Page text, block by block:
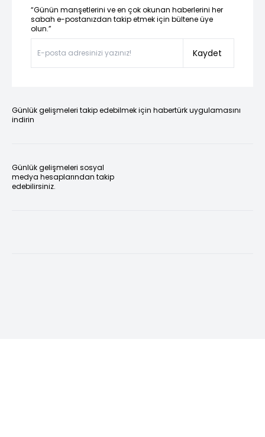
“Günün manşetlerini ve en çok okunan haberlerini her
sabah e-postanızdan takip etmek için bültene üye
olun.”
Kaydet
Günlük gelişmeleri takip edebilmek için habertürk uygulamasını
indirin
Günlük gelişmeleri sosyal
medya hesaplarından takip
edebilirsiniz.